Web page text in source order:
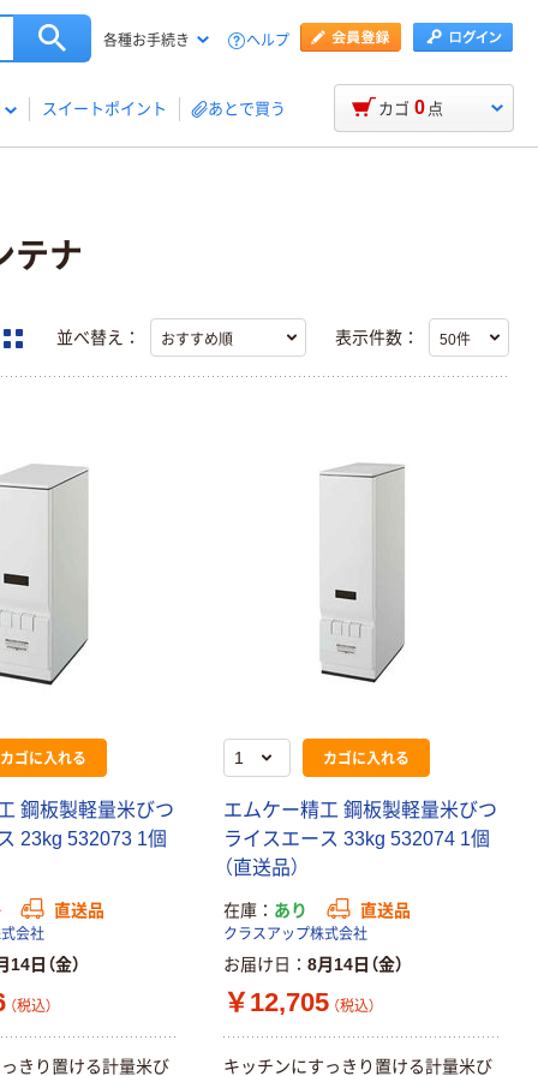
各種お手続き ヘルプ
スイートポイント あとで買う カゴ 0 点
テナ
並べ替え： 表示件数：
カゴに入れる
鋼板製軽量米びつ
23kg 532073 1個
直送品
会社
14日（金）
（税込）
きり置ける計量米び
カゴに入れる
エムケー精工 鋼板製軽量米びつ
ライスエース 33kg 532074 1個
（直送品）
在庫 あり 直送品
クラスアップ株式会社
お届け日 8月14日（金）
￥12,705 （税込）
キッチンにすっきり置ける計量米び